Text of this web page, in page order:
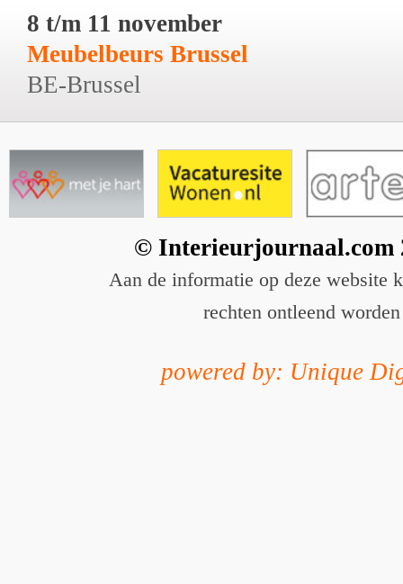
8 t/m 11 november
Meubelbeurs Brussel
BE-Brussel
© Interieurjournaal.com
Aan de informatie op deze website
rechten ontleend worden
powered by: Unique